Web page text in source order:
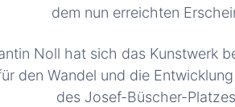
dem nun erreichten
Noll hat sich das Kunstwerk
den Wandel und die
des Josef-Büscher-